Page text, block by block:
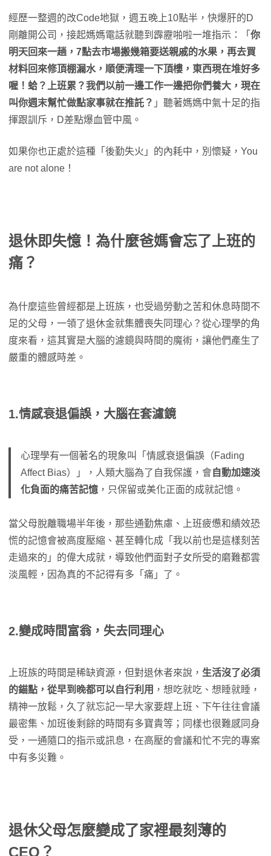
經歷一整週的改Code地獄，週五晚上10點半，快爆肝的D
剛離開公司，接起媽媽電話就聽到霹靂啪啦一堆指示：「 你
明天回來一趟，7點去市場搬幾箱要送親戚的水果，再去買
材料回來修頂棚漏水，順便清理一下頂樓，東西現在堆好多
喔！蛤？上班累？我們以前一邊工作一邊把你們養大，現在
叫你週末幫忙做點家事就在推託？ 」聽著媽媽中氣十足的指
揮跟訓斥，D差點爆血管中風。
如果你也正處於這種「後勤失火」的內耗中，別懷疑，You
are not alone！
退休即失憶！為什麼爸媽會忘了上班的
痛？
為什麼這些曾經都是上班族，也受過勞動之苦和休息時間不
足的父母，一領了退休金就集體喪失同理心？從心理學的角
度來看，這其實是大腦的濾鏡與時間的魔術，讓他們產生了
嚴重的體感時差。
1.情感衰退偏誤，大腦在套濾鏡
心理學有一個著名的現象叫「情感衰退偏誤（Fading
Affect Bias）」，人類大腦為了自我保護，會 自動加速淡
化負面的痛苦記憶 ，只保留或美化正面的成就記憶。
當父母脫離職場半年後，那些通勤焦慮、上班疲憊和績效恐
慌的記憶會被高度壓縮、甚至轉化成「我以前也是這樣刻苦
走過來的」的偉大成就，導致他們面對子女所受的磨難都雲
淡風輕，因為真的不記得有多「痛」了。
2.變成時間富翁，失去同理心
上班族的時間是稀缺資源，但對退休者來說， 生活沒了必須
的錨點，從早到晚都可以自行利用 ，想吃就吃、想睡就睡，
精神一放鬆，久了就忘記一早大家要趕上班、下午往往會議
最密集、加班後剩餘的時間有多寶貴等；同樣也很難感同身
受，一通隨口的指示或訊息，在高壓的會議和忙不完的專案
中有多災難。
退休父母怎麼變成了家裡最刻薄的
CEO？